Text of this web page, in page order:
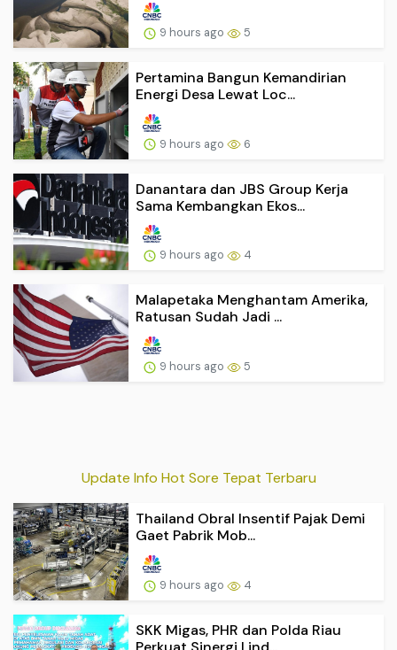
9 hours ago 5
Pertamina Bangun Kemandirian
Energi Desa Lewat Loc...
9 hours ago 6
Danantara dan JBS Group Kerja
Sama Kembangkan Ekos...
9 hours ago 4
Malapetaka Menghantam Amerika,
Ratusan Sudah Jadi ...
9 hours ago 5
Update Info Hot Sore Tepat Terbaru
Thailand Obral Insentif Pajak Demi
Gaet Pabrik Mob...
9 hours ago 4
SKK Migas, PHR dan Polda Riau